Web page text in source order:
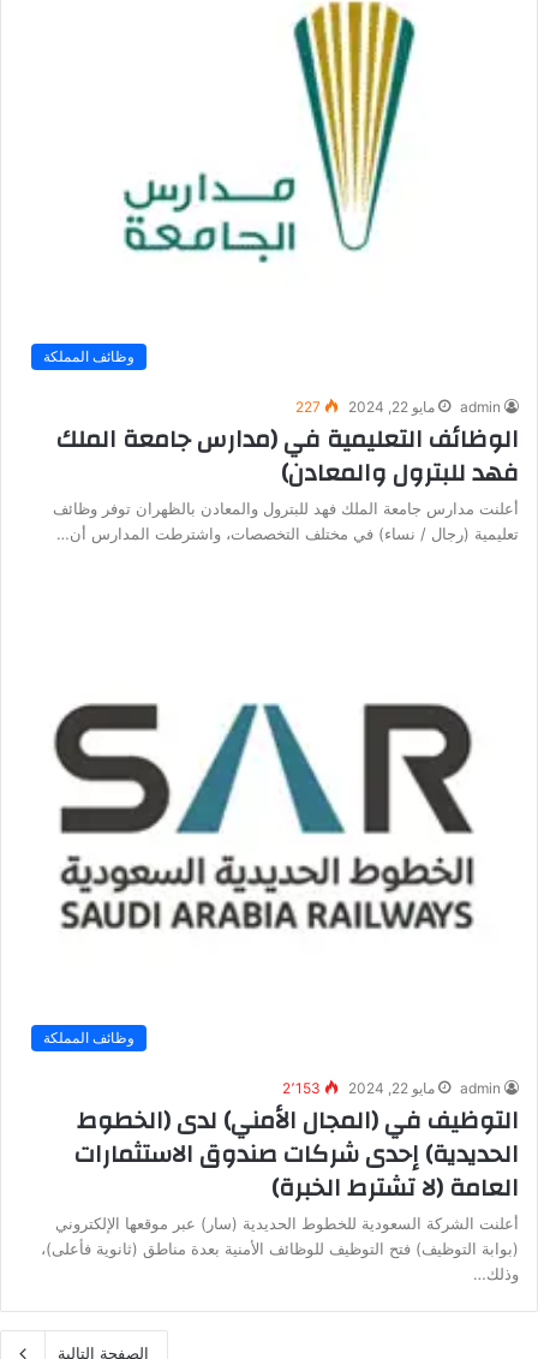
وظائف المملكة
admin مايو 22, 2024 227
الوظائف التعليمية في (مدارس جامعة الملك
فهد للبترول والمعادن)
أعلنت مدارس جامعة الملك فهد للبترول والمعادن بالظهران توفر وظائف
تعليمية (رجال / نساء) في مختلف التخصصات، واشترطت المدارس أن…
وظائف المملكة
admin مايو 22, 2024 2٬153
التوظيف في (المجال الأمني) لدى (الخطوط
الحديدية) إحدى شركات صندوق الاستثمارات
العامة (لا تشترط الخبرة)
أعلنت الشركة السعودية للخطوط الحديدية (سار) عبر موقعها الإلكتروني
(بوابة التوظيف) فتح التوظيف للوظائف الأمنية بعدة مناطق (ثانوية فأعلى)،
وذلك…
الصفحة التالية